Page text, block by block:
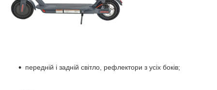
передній і задній світло, рефлектори з усіх боків;